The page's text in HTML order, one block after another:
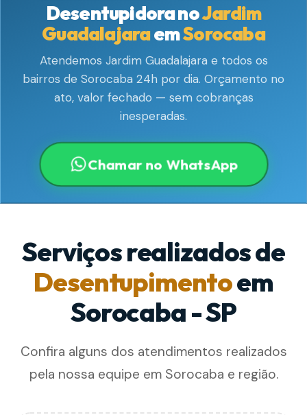
Desentupidora noJardim
GuadalajaraemSorocaba
Atendemos Jardim Guadalajara e todos os
bairros de Sorocaba 24h por dia. Orçamento no
ato, valor fechado — sem cobranças
inesperadas.
Chamar no WhatsApp
Serviços realizados de
Desentupimentoem
Sorocaba - SP
Confira alguns dos atendimentos realizados
pela nossa equipe em Sorocaba e região.